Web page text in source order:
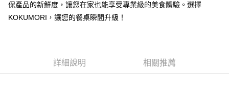
保產品的新鮮度，讓您在家也能享受專業級的美食體驗。選擇
KOKUMORI，讓您的餐桌瞬間升級！
詳細說明 相關推薦